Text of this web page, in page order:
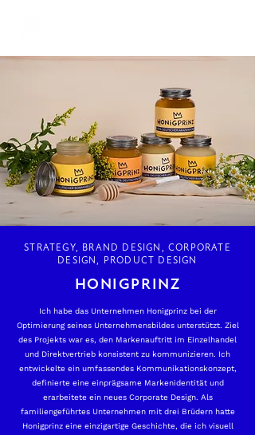
STRATEGY, BRAND DESIGN, CORPORATE
DESIGN, PRODUCT DESIGN
HONIGPRINZ
Ich habe das Unternehmen Honigprinz bei der
Optimierung seines Unternehmensbildes unterstützt. Ziel
des Projekts war es, den Markenauftritt im Einzelhandel
und Direktvertrieb konsistent zu kommunizieren. Ich
entwickelte ein umfassendes Kommunikationskonzept,
definierte eine einprägsame Markenidentität und
erarbeitete ein neues Corporate Design. Als
familiengeführtes Unternehmen mit drei Brüdern hatte
Honigprinz eine einzigartige Geschichte, die ich visuell